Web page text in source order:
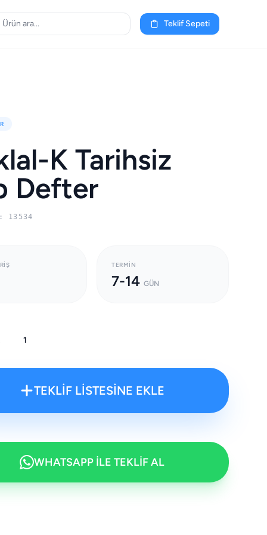
Teklif Sepeti
K Tarihsiz
Defter
13534
TERMIN
7-14 GÜN
TEKLİF LİSTESİNE EKLE
WHATSAPP İLE TEKLİF AL